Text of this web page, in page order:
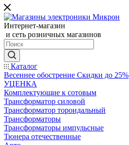
Интернет-магазин
и сеть розничных магазинов
Каталог
Весеннее обострение Скидки до 25%
УЦЕНКА
Комплектующие к сотовым
Трансформатор силовой
Трансформатор тороидальный
Трансформаторы
Трансформаторы импульсные
Тюнера отечественные